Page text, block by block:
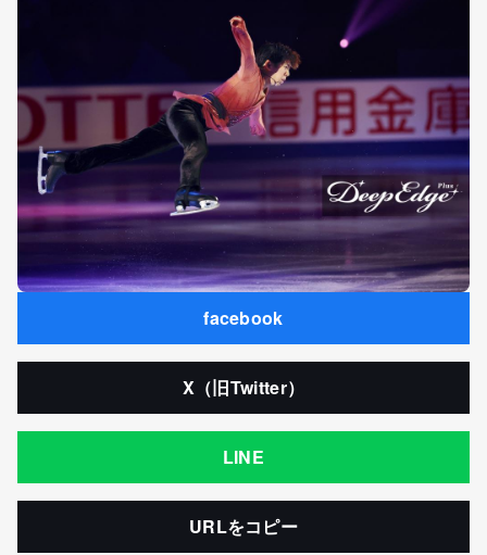
facebook
X（旧Twitter）
LINE
URLをコピー